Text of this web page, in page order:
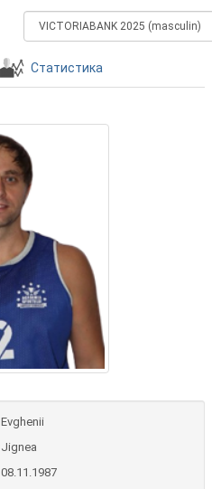
Статистика
Evghenii
Jignea
08.11.1987